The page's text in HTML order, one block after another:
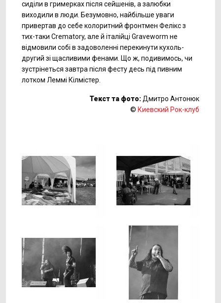
сиділи в гримерках після сейшенів, а залюбки
виходили в люди. Безумовно, найбільше уваги
привертав до себе колоритний фронтмен Фелікс з
тих-таки Crematory, але й італійці Graveworm не
відмовили собі в задоволенні перекинути кухоль-
другий зі щасливими фенами. Що ж, подивимось, чи
зустрінеться завтра після фесту десь під пивним
лотком Леммі Кілмістер.
Текст та фото: Дмитро Антонюк
© Киевский Рок-клуб